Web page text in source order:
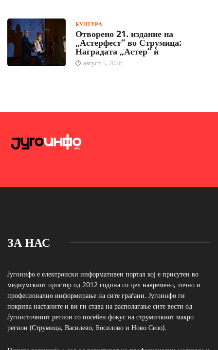
КУЛТУРА
Отворено 21. издание на
„Астерфест“ во Струмица:
Наградата „Астер“ ѝ
август 5, 2026
ЗА НАС
Југоинфо е електронски информативен портал кој е присутен во
медиумскиот простор од 2012 година со цел навремено, точно и
професионално информирање на сите граѓани. Југоинфо ги
покрива настаните и ви ги става на располагање сите вести од
Југоисточниот регион со посебен фокус на струмичкиот макро
регион (Струмица, Василево, Босилово и Ново Село).